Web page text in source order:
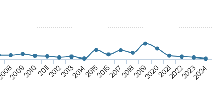
2009201020112012201320142015201620172018201920202021202220232024